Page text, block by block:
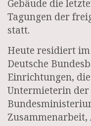
Gebäude die
Tagungen der
statt.
Heute residiert
Deutsche
Einrichtungen,
Untermieterin der
Zusammenarbeit,